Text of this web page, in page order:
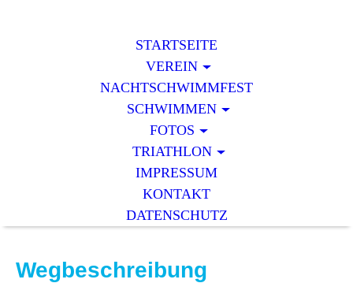
STARTSEITE
VEREIN
NACHTSCHWIMMFEST
SCHWIMMEN
FOTOS
TRIATHLON
IMPRESSUM
KONTAKT
DATENSCHUTZ
Wegbeschreibung